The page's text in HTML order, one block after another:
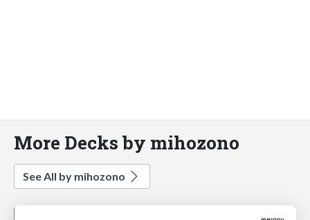
More Decks by mihozono
See All by mihozono